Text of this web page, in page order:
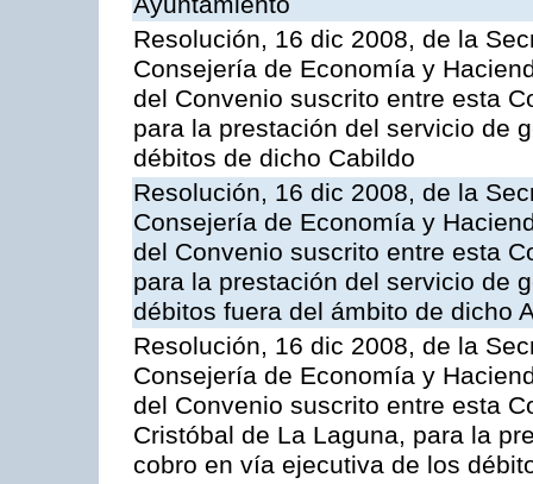
Resolución, 16 dic 2008, de la
Consejería de Economía y
del Convenio suscrito entre esta
para la prestación del servicio de
débitos de dicho Cabildo
Resolución, 16 dic 2008, de la
Consejería de Economía y
del Convenio suscrito entre esta
para la prestación del servicio de
débitos fuera del ámbito de dicho
Resolución, 16 dic 2008, de la
Consejería de Economía y
del Convenio suscrito entre esta
Cristóbal de La Laguna, para la
cobro en vía ejecutiva de los